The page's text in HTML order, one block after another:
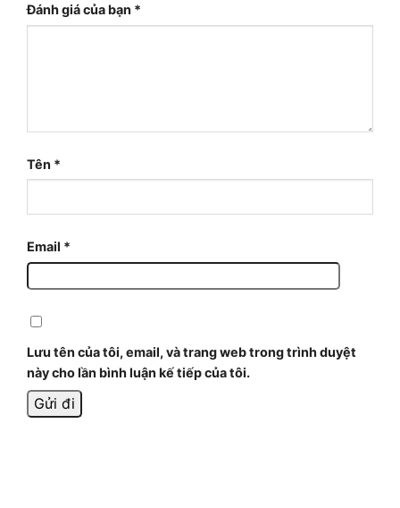
Đánh giá của bạn *
Tên *
Email *
Lưu tên của tôi, email, và trang web trong trình duyệt
này cho lần bình luận kế tiếp của tôi.